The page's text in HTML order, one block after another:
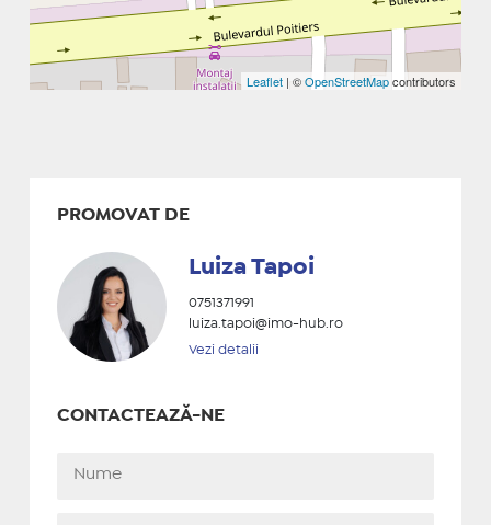
Leaflet | ©OpenStreetMapcontributors
PROMOVAT DE
Luiza Tapoi
0751371991
luiza.tapoi@imo-hub.ro
Vezi detalii
CONTACTEAZĂ-NE